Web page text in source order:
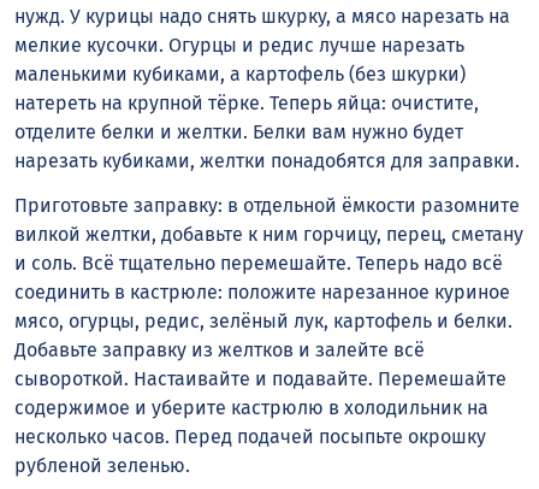
нужд. У курицы надо снять шкурку, а мясо нарезать на
мелкие кусочки. Огурцы и редис лучше нарезать
маленькими кубиками, а картофель (без шкурки)
натереть на крупной тёрке. Теперь яйца: очистите,
отделите белки и желтки. Белки вам нужно будет
нарезать кубиками, желтки понадобятся для заправки.
Приготовьте заправку: в отдельной ёмкости разомните
вилкой желтки, добавьте к ним горчицу, перец, сметану
и соль. Всё тщательно перемешайте. Теперь надо всё
соединить в кастрюле: положите нарезанное куриное
мясо, огурцы, редис, зелёный лук, картофель и белки.
Добавьте заправку из желтков и залейте всё
сывороткой. Настаивайте и подавайте. Перемешайте
содержимое и уберите кастрюлю в холодильник на
несколько часов. Перед подачей посыпьте окрошку
рубленой зеленью.